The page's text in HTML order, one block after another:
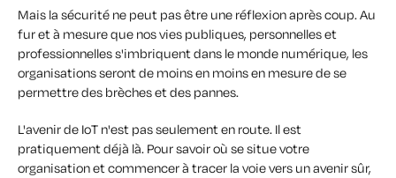
Mais la sécurité ne peut pas être une réflexion après coup. Au
fur et à mesure que nos vies publiques, personnelles et
professionnelles s'imbriquent dans le monde numérique, les
organisations seront de moins en moins en mesure de se
permettre des brèches et des pannes.
L'avenir de IoT n'est pas seulement en route. Il est
pratiquement déjà là. Pour savoir où se situe votre
organisation et commencer à tracer la voie vers un avenir sûr,